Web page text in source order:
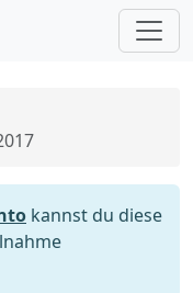
kannst du diese